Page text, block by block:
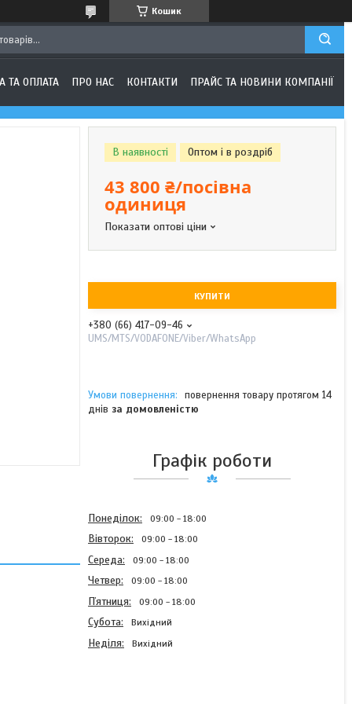
Кошик
ТА ОПЛАТА ПРО НАС КОНТАКТИ ПРАЙС ТА НОВИНИ КОМПАНІЇ
В наявності Оптом і в роздріб
43 800 ₴/посівна
одиниця
Показати оптові ціни
КУПИТИ
+380 (66) 417-09-46
UMS/MTS/VODAFONE/Viber/WhatsApp
повернення товару протягом 14
днів за домовленістю
Графік роботи
Понеділок 09:00 18:00
Вівторок 09:00 18:00
Середа 09:00 18:00
Четвер 09:00 18:00
Пʼятниця 09:00 18:00
Субота Вихідний
Неділя Вихідний